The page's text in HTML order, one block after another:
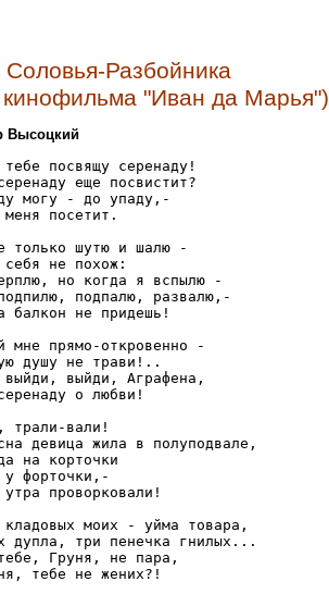
Разбойника
"Иван да Марья")
Высоцкий
тебе посвящу серенаду!
еще посвистит?
могу - до упаду,-
меня посетит.
только шутю и шалю -
себя не похож:
но когда я вспылю -
подпалю, развалю,-
балкон не придешь!
мне прямо-откровенно -
душу не трави!..
выйди, выйди, Аграфена,
о любви!
трали-вали!
девица жила в полуподвале,
на корточки
у форточки,-
утра проворковали!
кладовых моих - уйма товара,
дупла, три пенечка гнилых...
Груня, не пара,
тебе не жених?!